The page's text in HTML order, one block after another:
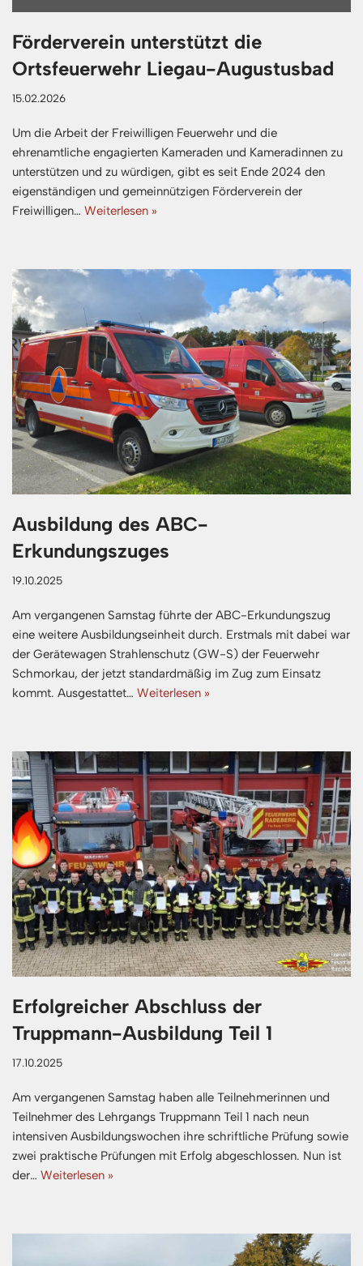
Förderverein unterstützt die
Ortsfeuerwehr Liegau-Augustusbad
15.02.2026
Um die Arbeit der Freiwilligen Feuerwehr und die
ehrenamtliche engagierten Kameraden und Kameradinnen zu
unterstützen und zu würdigen, gibt es seit Ende 2024 den
eigenständigen und gemeinnützigen Förderverein der
Freiwilligen… Weiterlesen »
Ausbildung des ABC-
Erkundungszuges
19.10.2025
Am vergangenen Samstag führte der ABC-Erkundungszug
eine weitere Ausbildungseinheit durch. Erstmals mit dabei war
der Gerätewagen Strahlenschutz (GW-S) der Feuerwehr
Schmorkau, der jetzt standardmäßig im Zug zum Einsatz
kommt. Ausgestattet… Weiterlesen »
Erfolgreicher Abschluss der
Truppmann-Ausbildung Teil 1
17.10.2025
Am vergangenen Samstag haben alle Teilnehmerinnen und
Teilnehmer des Lehrgangs Truppmann Teil 1 nach neun
intensiven Ausbildungswochen ihre schriftliche Prüfung sowie
zwei praktische Prüfungen mit Erfolg abgeschlossen. Nun ist
der… Weiterlesen »